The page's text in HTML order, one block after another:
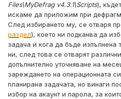
Files\MyDefrag v4.3.1\Scripts),
искаме да приложим при
След избирането му, се отваря
раздел), което ни подканва да
задача и кога да бъде изпълнена
ни, след това се отварят
допълнително уточняване на
зареждането на операционната
планирана задачата, но винаги
избор на акаунт и парола, за